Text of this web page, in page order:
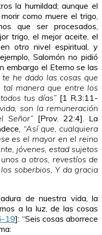
la humildad; aunque el
como muere el trigo,
que ser procesados,
trigo, el mejor aceite, el
otro nivel espiritual, y
Salomón no pidió
embargo el Eterno se las
te he dado las cosas que
manera que entre los
tus días” [1 R.3:11-
son la remuneración
Señor” [Prov. 22:4]. La
“Así que, cualquiera
es el mayor en el reino
jóvenes, estad sujetos
a otros, revestíos de
soberbios, Y da gracia
de nuestra vida, la
a la luz, de las cosas
19]: “Seis cosas aborrece